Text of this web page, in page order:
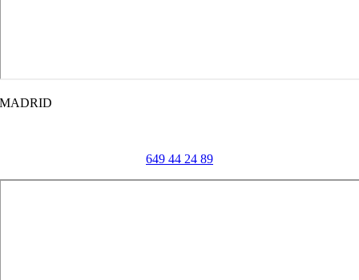
MADRID
649 44 24 89